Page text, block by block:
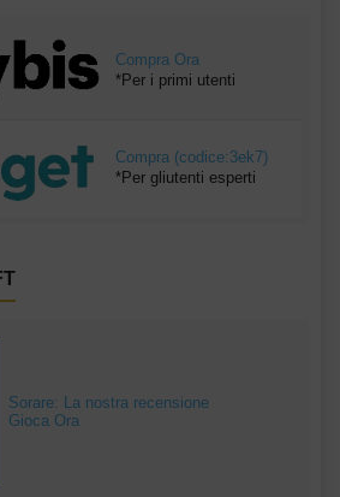
Compra Ora
*Per i primi utenti
Compra (codice:3ek7)
*Per gliutenti esperti
Sorare: La nostra recensione
Gioca Ora